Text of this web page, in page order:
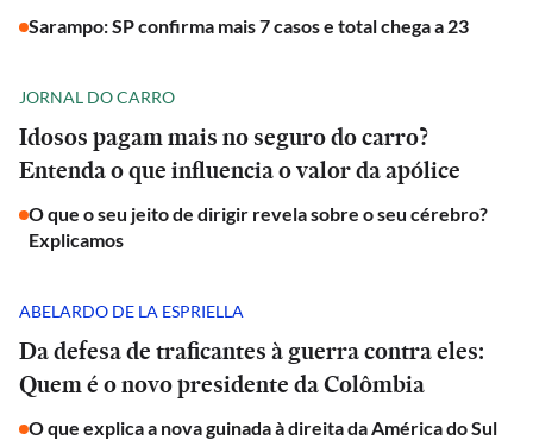
Sarampo: SP confirma mais 7 casos e total chega a 23
JORNAL DO CARRO
Idosos pagam mais no seguro do carro?
Entenda o que influencia o valor da apólice
O que o seu jeito de dirigir revela sobre o seu cérebro?
Explicamos
ABELARDO DE LA ESPRIELLA
Da defesa de traficantes à guerra contra eles:
Quem é o novo presidente da Colômbia
O que explica a nova guinada à direita da América do Sul